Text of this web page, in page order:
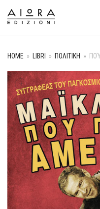
HOME » LIBRI » ΠΟΛΙΤΙΚΗ »
+